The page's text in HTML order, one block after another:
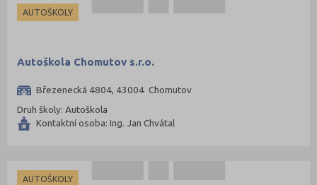
Litoměřice (104)
Mělník (80)
Most (73)
Náchod (98)
Nymburk (89)
AUTOŠKOLY
Autoškola Chomutov s.r.o.
Březenecká 4804, 43004 Chomutov
Druh školy: Autoškola
Kontaktní osoba: Ing. Jan Chvátal
AUTOŠKOLY